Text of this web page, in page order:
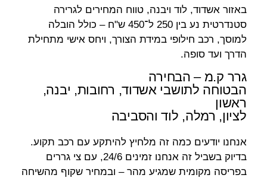
באזור אשדוד, לוד ויבנה, טווח המחירים לגרירה
סטנדרטית נע בין 250 ל־450 ש"ח – כולל הובלה
למוסך, רכב חילופי במידת הצורך, ויחס אישי מתחילת
הדרך ועד סופה.
גרר ק.מ – הבחירה
הבטוחה לתושבי אשדוד, רחובות, יבנה,
ראשון
לציון, רמלה, לוד והסביבה
אנחנו יודעים כמה זה מלחיץ להיתקע עם רכב תקוע.
בדיוק בשביל זה אנחנו זמינים 24/6, עם צי גררים
בפריסה מקומית שמגיע מהר – ובמחיר שקוף מהשיחה